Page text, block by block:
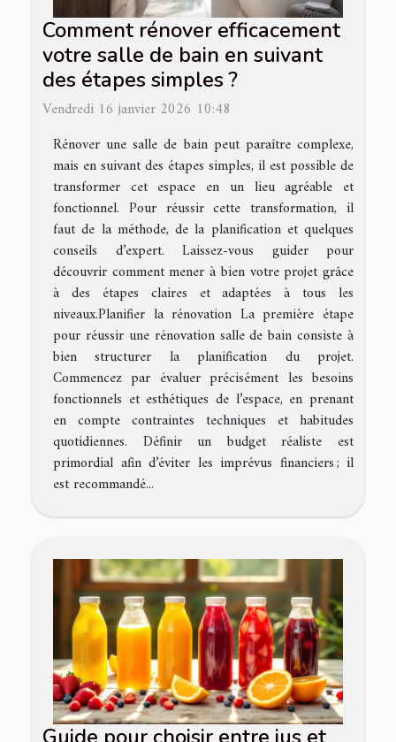
Comment rénover efficacement
votre salle de bain en suivant
des étapes simples ?
Vendredi 16 janvier 2026 10:48
Rénover une salle de bain peut paraître complexe,
mais en suivant des étapes simples, il est possible de
transformer cet espace en un lieu agréable et
fonctionnel. Pour réussir cette transformation, il
faut de la méthode, de la planification et quelques
conseils d’expert. Laissez-vous guider pour
découvrir comment mener à bien votre projet grâce
à des étapes claires et adaptées à tous les
niveaux.Planifier la rénovation La première étape
pour réussir une rénovation salle de bain consiste à
bien structurer la planification du projet.
Commencez par évaluer précisément les besoins
fonctionnels et esthétiques de l’espace, en prenant
en compte contraintes techniques et habitudes
quotidiennes. Définir un budget réaliste est
primordial afin d’éviter les imprévus financiers ; il
est recommandé...